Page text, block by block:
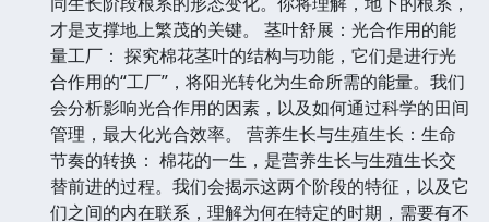
才是支撑地上繁茂的关键。 茎叶舒展：光合作用的能
量工厂： 探究棉花茎叶的结构与功能，它们是进行光
合作用的“工厂”，将阳光转化为生命所需的能量。我们
会分析影响光合作用的因素，以及如何通过科学的田间
管理，最大化光合效率。 营养生长与生殖生长：生命
节奏的转换： 棉花的一生，是营养生长与生殖生长交
替前进的过程。我们会揭示这两个阶段的特征，以及它
们之间的内在联系，理解为何在特定的时期，需要有不